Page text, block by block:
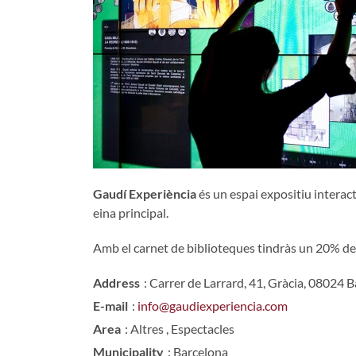
Gaudí Experiènciaés un espai expositiu
eina principal.
Amb el carnet de biblioteques tindràs un 20%
Address : Carrer de Larrard, 41, Gràcia, 08024
E-mail : info@gaudiexperiencia.com
Area : Altres , Espectacles
Municipality : Barcelona